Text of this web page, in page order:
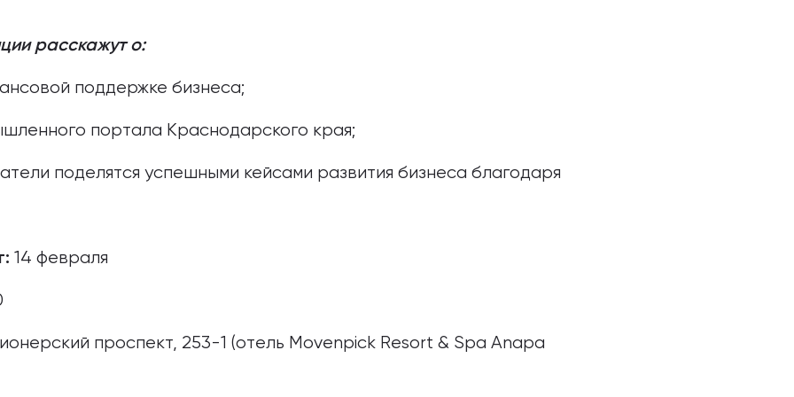
расскажут о:
поддержке бизнеса;
портала Краснодарского края;
поделятся успешными кейсами развития бизнеса благодаря
14 февраля
проспект, 253-1 (отель Movenpick Resort & Spa Anapa